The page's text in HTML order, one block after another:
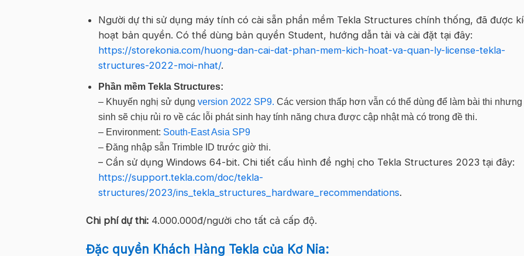
Người dự thi sử dụng máy tính có cài sẵn phần mềm Tekla Structures chính thống, đã được
hoạt bản quyền. Có thể dùng bản quyền Student, hướng dẫn tải và cài đặt tại đây:
https://storekonia.com/huong-dan-cai-dat-phan-mem-kich-hoat-va-quan-ly-license-tekla-
structures-2022-moi-nhat/.
Phần mềm Tekla Structures:
– Khuyến nghị sử dụngversion 2022 SP9. Các version thấp hơn vẫn có thể dùng để làm bài thi
sinh sẽ chịu rủi ro về các lỗi phát sinh hay tính năng chưa được cập nhật mà có trong đề thi.
– Environment: South-East Asia SP9
– Đăng nhập sẵn Trimble ID trước giờ thi.
– Cần sử dụng Windows 64-bit. Chi tiết cấu hình đề nghị cho Tekla Structures 2023 tại đây:
https://support.tekla.com/doc/tekla-
structures/2023/ins_tekla_structures_hardware_recommendations.
Chi phí dự thi: 4.000.000đ/người cho tất cả cấp độ.
Đặc quyền Khách Hàng Tekla của Kơ Nia: